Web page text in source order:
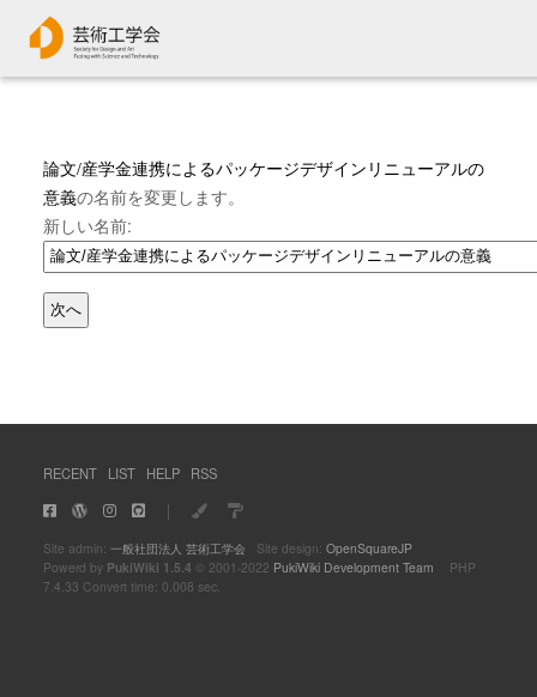
論文/産学金連携によるパッケージデザインリニューアルの
意義の名前を変更します。
新しい名前:
RECENT LIST HELP RSS
｜
Site admin: 一般社団法人 芸術工学会Site design: OpenSquareJP
Powerd by PukiWiki 1.5.4 © 2001-2022 PukiWiki Development Team PHP
7.4.33 Convert time: 0.008 sec.